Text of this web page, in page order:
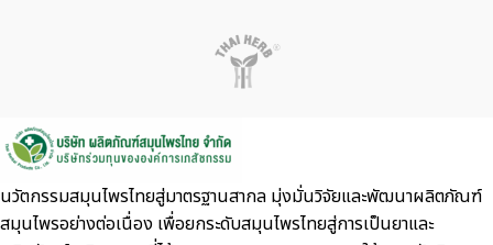
นวัตกรรมสมุนไพรไทยสู่มาตรฐานสากล มุ่งมั่นวิจัยและพัฒนาผลิตภัณฑ์
สมุนไพรอย่างต่อเนื่อง เพื่อยกระดับสมุนไพรไทยสู่การเป็นยาและ